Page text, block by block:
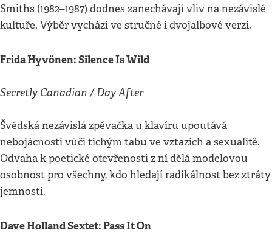
Smiths (1982–1987) dodnes zanechávají vliv na nezávislé
kultuře. Výběr vychází ve stručné i dvojalbové verzi.
Frida Hyvönen: Silence Is Wild
Secretly Canadian / Day After
Švédská nezávislá zpěvačka u klavíru upoutává
nebojácností vůči tichým tabu ve vztazích a sexualitě.
Odvaha k poetické otevřenosti z ní dělá modelovou
osobnost pro všechny, kdo hledají radikálnost bez ztráty
jemnosti.
Dave Holland Sextet: Pass It On